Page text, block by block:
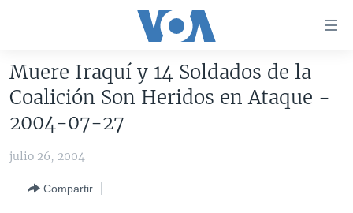
accesibilidad
contenido
Salte
AMÉRICA DEL NORTE
VOA VERIFICA INMIGRACIÓN
ARGENTINA
CHINA EN AMÉRICA LATINA
Muere Iraquí y 14 Soldados de la
Coalición Son Heridos en Ataque -
2004-07-27
julio 26, 2004
Compartir